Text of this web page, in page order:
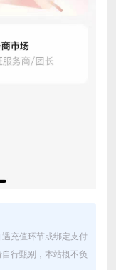
充值环节或绑定支付
行甄别，本站概不负